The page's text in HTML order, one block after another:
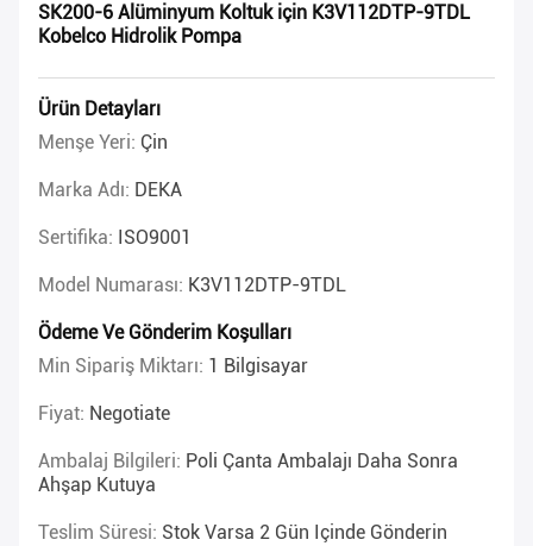
SK200-6 Alüminyum Koltuk için K3V112DTP-9TDL
Kobelco Hidrolik Pompa
Ürün Detayları
Menşe Yeri: Çin
Marka Adı: DEKA
Sertifika: ISO9001
Model Numarası: K3V112DTP-9TDL
Ödeme Ve Gönderim Koşulları
Min Sipariş Miktarı: 1 Bilgisayar
Fiyat: Negotiate
Ambalaj Bilgileri: Poli Çanta Ambalajı Daha Sonra
Ahşap Kutuya
Teslim Süresi: Stok Varsa 2 Gün Içinde Gönderin